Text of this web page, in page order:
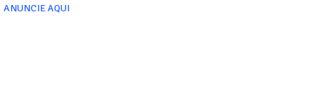
ANUNCIE AQUI